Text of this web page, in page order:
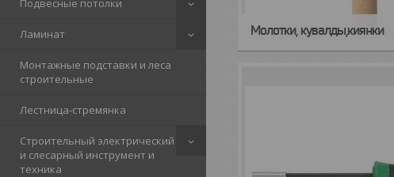
Подвесные потолки
Ламинат
Монтажные подставки и леса
строительные
Лестница-стремянка
Строительный электрический
и слесарный инструмент и
техника
Молотки, кувалды,киянки